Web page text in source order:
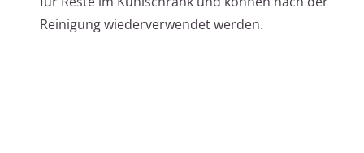
Reinigung wiederverwendet werden.